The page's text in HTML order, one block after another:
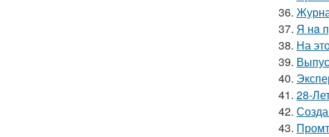
36.
37. Я нa
38. На
39.
40.
41. 28-
42.
43.